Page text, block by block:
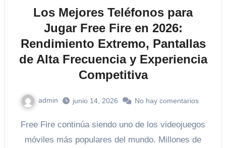
Los Mejores Teléfonos para
Jugar Free Fire en 2026:
Rendimiento Extremo, Pantallas
de Alta Frecuencia y Experiencia
Competitiva
admin junio 14, 2026 No hay comentarios
Free Fire continúa siendo uno de los videojuegos
móviles más populares del mundo. Millones de